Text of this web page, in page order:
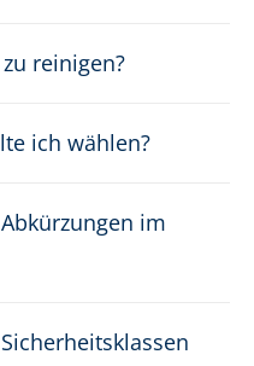
reinigen?
ich wählen?
im